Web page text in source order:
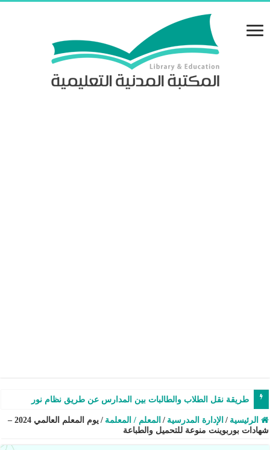
طريقة نقل الطلاب والطالبات بين المدارس عن طريق نظام نور – شرح
الرئيسية / الإدارة المدرسية / المعلم / المعلمة /
يوم المعلم العالمي 2024 –
شهادات بوربوينت منوعة للتحميل والطباعة